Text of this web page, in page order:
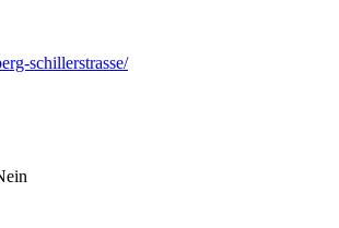
schillerstrasse/